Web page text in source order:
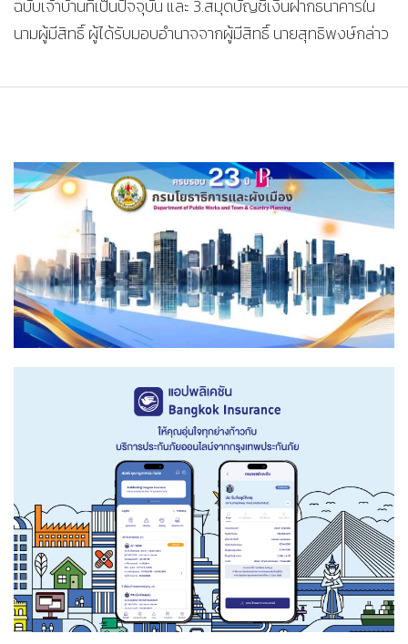
ฉบับเจ้าบ้านที่เป็นปัจจุบัน และ 3.สมุดบัญชีเงินฝากธนาคารใน
นามผู้มีสิทธิ์ ผู้ได้รับมอบอำนาจจากผู้มีสิทธิ์ นายสุทธิพงษ์กล่าว